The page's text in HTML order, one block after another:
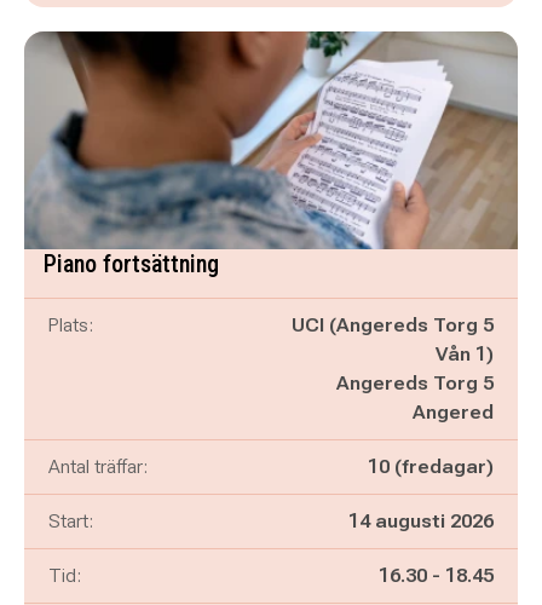
Piano fortsättning
Plats:
UCI (Angereds Torg 5
Vån 1)
Angereds Torg 5
Angered
Antal träffar: 10 (fredagar)
Start: 14 augusti 2026
Tid: Pågår mellan
16.30 - och
18.45